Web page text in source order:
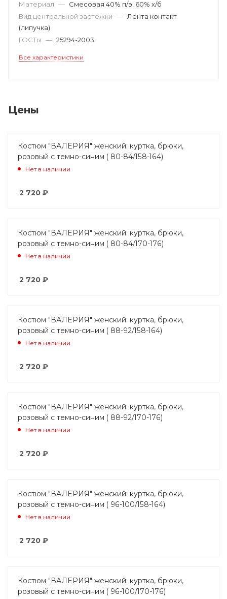
Материал — Смесовая 40% п/э, 60% х/б
Вид центральной застежки — Лента контакт
(липучка)
ГОСТы — 25294-2003
Все характеристики
Цены
Костюм "ВАЛЕРИЯ" женский: куртка, брюки,
розовый с темно-синим ( 80-84/158-164)
Нет в наличии
2 720 ₽
Костюм "ВАЛЕРИЯ" женский: куртка, брюки,
розовый с темно-синим ( 80-84/170-176)
Нет в наличии
2 720 ₽
Костюм "ВАЛЕРИЯ" женский: куртка, брюки,
розовый с темно-синим ( 88-92/158-164)
Нет в наличии
2 720 ₽
Костюм "ВАЛЕРИЯ" женский: куртка, брюки,
розовый с темно-синим ( 88-92/170-176)
Нет в наличии
2 720 ₽
Костюм "ВАЛЕРИЯ" женский: куртка, брюки,
розовый с темно-синим ( 96-100/158-164)
Нет в наличии
2 720 ₽
Костюм "ВАЛЕРИЯ" женский: куртка, брюки,
розовый с темно-синим ( 96-100/170-176)